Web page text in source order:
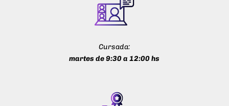
Cursada:
martes de 9:30 a 12:00 hs